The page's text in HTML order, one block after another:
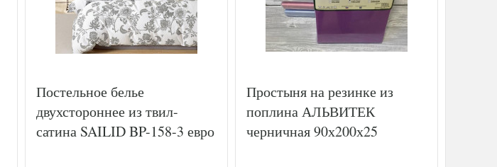
Постельное белье
двухстороннее из твил-
сатина SAILID BP-158-3 евро
Простыня на резинке из
поплина АЛЬВИТЕК
черничная 90х200х25